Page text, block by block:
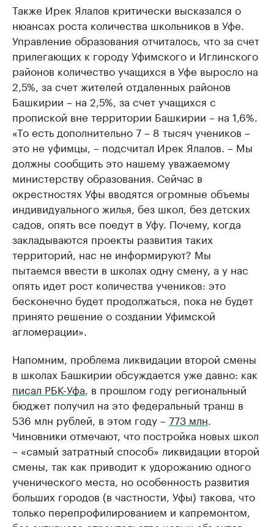
Также Ирек Ялалов критически высказался о
нюансах роста количества школьников в Уфе.
Управление образования отчиталось, что за счет
прилегающих к городу Уфимского и Иглинского
районов количество учащихся в Уфе выросло на
2,5%, за счет жителей отдаленных районов
Башкирии – на 2,5%, за счет учащихся с
пропиской вне территории Башкирии – на 1,6%.
«То есть дополнительно 7 – 8 тысяч учеников –
это не уфимцы, – подсчитал Ирек Ялалов. – Мы
должны сообщить это нашему уважаемому
министерству образования. Сейчас в
окрестностях Уфы вводятся огромные объемы
индивидуального жилья, без школ, без детских
садов, опять все поедут в Уфу. Почему, когда
закладываются проекты развития таких
территорий, нас не информируют? Мы
пытаемся ввести в школах одну смену, а у нас
опять идет рост количества учеников: это
бесконечно будет продолжаться, пока не будет
принято решение о создании Уфимской
агломерации».
Напомним, проблема ликвидации второй смены
в школах Башкирии обсуждается уже давно: как
писал РБК-Уфа , в прошлом году региональный
бюджет получил на это федеральный транш в
536 млн рублей, в этом году –773 млн
Чиновники отмечают, что постройка новых школ
– «самый затратный способ» ликвидации второй
смены, так как приводит к удорожанию одного
ученического места, но особенность развития
больших городов (в частности, Уфы) такова, что
только перепрофилированием и капремонтом,